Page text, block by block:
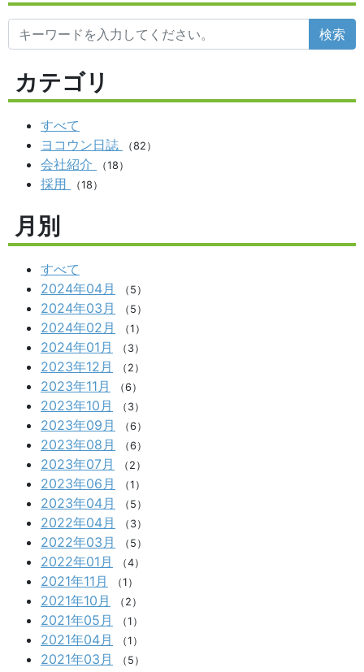
検索
カテゴリ
すべて
ヨコウン日誌
（82）
会社紹介 （18）
採用 （18）
月別
すべて
2024年04月
（5）
2024年03月 （5）
2024年02月 （1）
2024年01月 （3）
2023年12月 （2）
2023年11月 （6）
2023年10月 （3）
2023年09月 （6）
2023年08月 （6）
2023年07月 （2）
2023年06月 （1）
2023年04月 （5）
2022年04月 （3）
2022年03月 （5）
2022年01月 （4）
2021年11月 （1）
2021年10月 （2）
2021年05月 （1）
2021年04月 （1）
2021年03月 （5）